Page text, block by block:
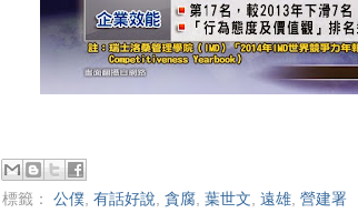
標籤： 公僕, 有話好說, 貪腐, 葉世文, 遠雄, 營建署